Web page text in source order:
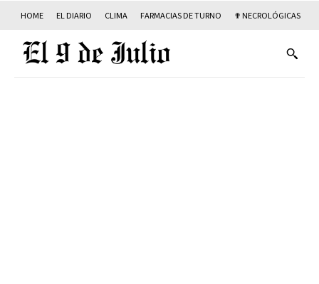
HOME EL DIARIO CLIMA FARMACIAS DE TURNO ✟ NECROLÓGICAS